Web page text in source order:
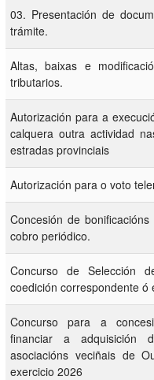
03. Presentación de
trámite.
Altas, baixas e
tributarios.
Autorización para a
calquera outra actividad
estradas provinciais
Autorización para o voto
Concesión de
cobro periódico.
Concurso de Selección
coedición correspondente ó
Concurso para a
financiar a adquisición
asociacións veciñais de
exercicio 2026